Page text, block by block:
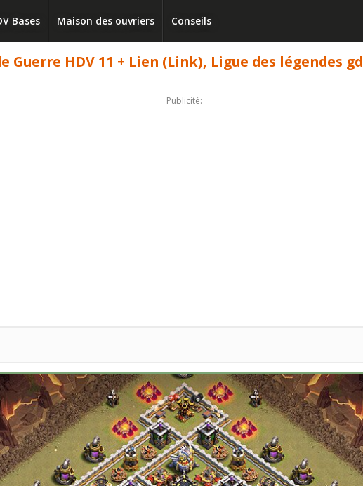
Bases Maison des ouvriers Conseils
Guerre HDV 11 + Lien (Link), Ligue des légendes
Publicité: